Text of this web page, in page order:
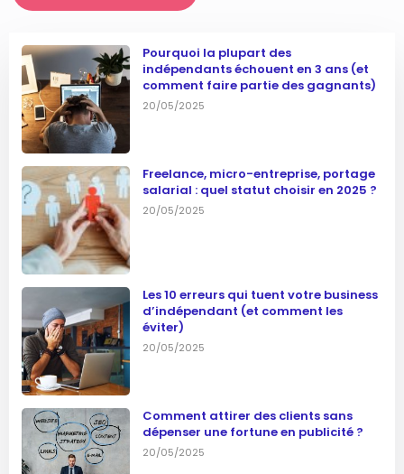
Pourquoi la plupart des
indépendants échouent en 3 ans (et
comment faire partie des gagnants)
20/05/2025
Freelance, micro-entreprise, portage
salarial : quel statut choisir en 2025 ?
20/05/2025
Les 10 erreurs qui tuent votre business
d’indépendant (et comment les
éviter)
20/05/2025
Comment attirer des clients sans
dépenser une fortune en publicité ?
20/05/2025